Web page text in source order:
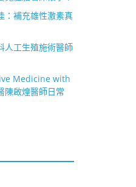
：補充雄性激素真
人工生殖施術醫師
Medicine with
啟煌醫師日常